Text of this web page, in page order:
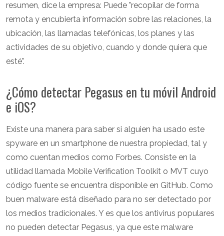
resumen, dice la empresa: Puede "recopilar de forma
remota y encubierta información sobre las relaciones, la
ubicación, las llamadas telefónicas, los planes y las
actividades de su objetivo, cuando y donde quiera que
esté".
¿Cómo detectar Pegasus en tu móvil Android
e iOS?
Existe una manera para saber si alguien ha usado este
spyware en un smartphone de nuestra propiedad, tal y
como cuentan medios como Forbes. Consiste en la
utilidad llamada Mobile Verification Toolkit o MVT cuyo
código fuente se encuentra disponible en GitHub. Como
buen malware está diseñado para no ser detectado por
los medios tradicionales. Y es que los antivirus populares
no pueden detectar Pegasus, ya que este malware